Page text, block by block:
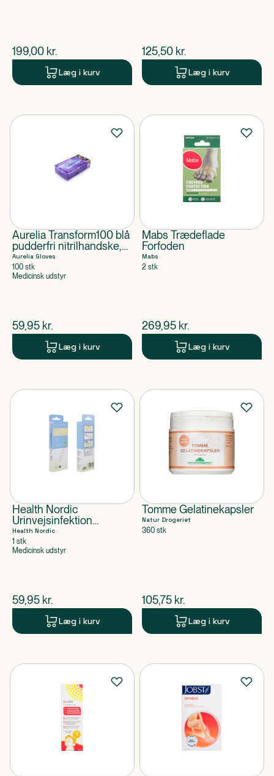
$nuværende pris
199,00 kr.
Læg i kurv
$nuværende pris
125,50 kr.
Læg i kurv
Aurelia Transform100 blå
pudderfri nitrilhandske,
3,2 mil (100 stk)
Aurelia Gloves
100 stk
Medicinsk udstyr
$nuværende pris
59,95 kr.
Læg i kurv
Mabs Trædeflade
Forfoden
Mabs
2 stk
$nuværende pris
269,95 kr.
Læg i kurv
Health Nordic
Urinvejsinfektion
Hjemmetest
Health Nordic
1 stk
Medicinsk udstyr
$nuværende pris
59,95 kr.
Læg i kurv
Tomme Gelatinekapsler
Natur Drogeriet
360 stk
$nuværende pris
105,75 kr.
Læg i kurv